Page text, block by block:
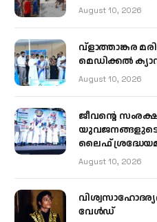
August 10, 2026
വ്ളാത്താങ്കര
മെഡിക്കൽ
August 10, 2026
ജീവന്റെ
യുവജനങ്ങളുടെ
ലൈഫ്
August 10, 2026
വേൾഡ്